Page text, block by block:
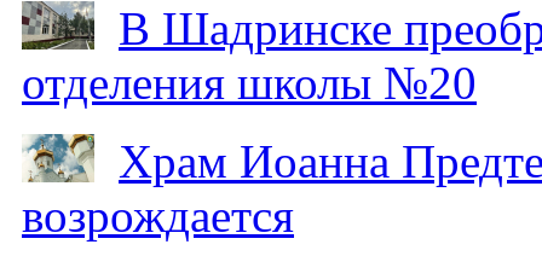
В Шадринске
отделения школы №20
Храм Иоанна
возрождается